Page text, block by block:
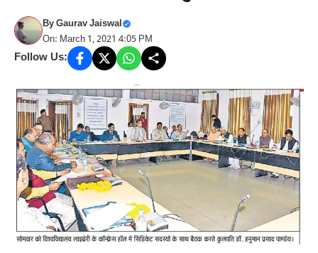
ByGaurav Jaiswal
On: March 1, 2021 4:05 PM
Follow Us: